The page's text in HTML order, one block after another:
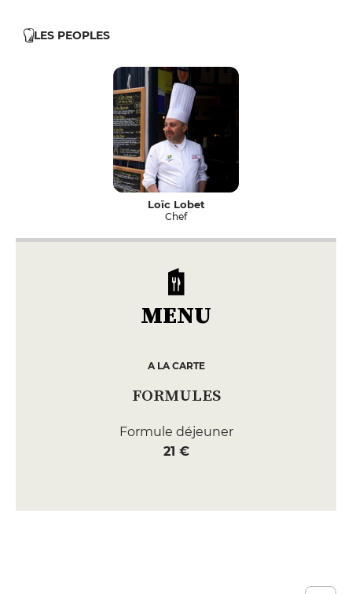
LES PEOPLES
Loïc Lobet
Chef
MENU
A LA CARTE
FORMULES
Formule déjeuner
21 €